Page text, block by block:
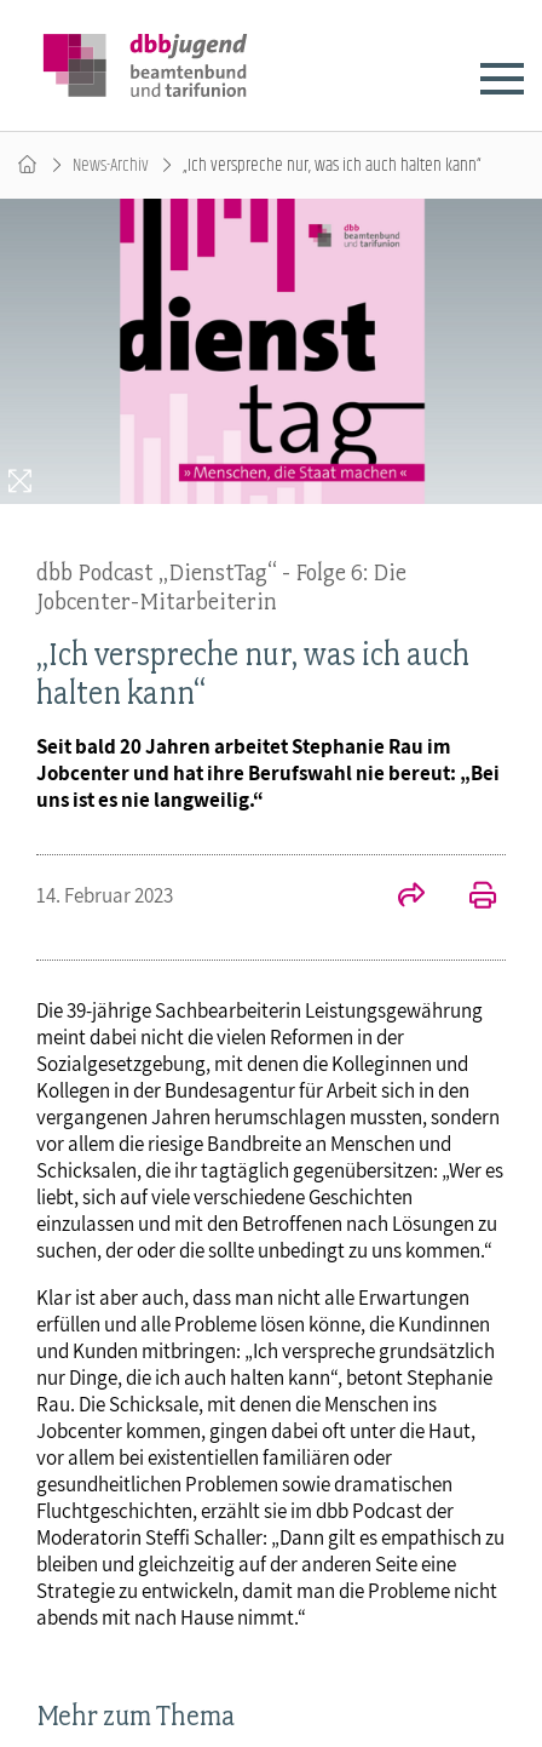
News-Archiv „Ich verspreche nur, was ich auch halten kann“
dbb Podcast „DienstTag“ - Folge 6: Die
Jobcenter-Mitarbeiterin
„Ich verspreche nur, was ich auch
halten kann“
Seit bald 20 Jahren arbeitet Stephanie Rau im
Jobcenter und hat ihre Berufswahl nie bereut: „Bei
uns ist es nie langweilig.“
14. Februar 2023
Die 39-jährige Sachbearbeiterin Leistungsgewährung
meint dabei nicht die vielen Reformen in der
Sozialgesetzgebung, mit denen die Kolleginnen und
Kollegen in der Bundesagentur für Arbeit sich in den
vergangenen Jahren herumschlagen mussten, sondern
vor allem die riesige Bandbreite an Menschen und
Schicksalen, die ihr tagtäglich gegenübersitzen: „Wer es
liebt, sich auf viele verschiedene Geschichten
einzulassen und mit den Betroffenen nach Lösungen zu
suchen, der oder die sollte unbedingt zu uns kommen.“
Klar ist aber auch, dass man nicht alle Erwartungen
erfüllen und alle Probleme lösen könne, die Kundinnen
und Kunden mitbringen: „Ich verspreche grundsätzlich
nur Dinge, die ich auch halten kann“, betont Stephanie
Rau. Die Schicksale, mit denen die Menschen ins
Jobcenter kommen, gingen dabei oft unter die Haut,
vor allem bei existentiellen familiären oder
gesundheitlichen Problemen sowie dramatischen
Fluchtgeschichten, erzählt sie im dbb Podcast der
Moderatorin Steffi Schaller: „Dann gilt es empathisch zu
bleiben und gleichzeitig auf der anderen Seite eine
Strategie zu entwickeln, damit man die Probleme nicht
abends mit nach Hause nimmt.“
Mehr zum Thema